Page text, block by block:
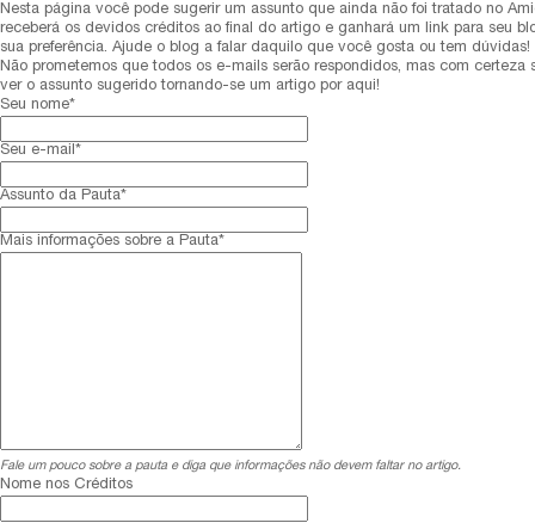
Nesta página você pode sugerir um assunto que ainda não foi tratado no
receberá os devidos créditos ao final do artigo e ganhará um link para seu
sua preferência. Ajude o blog a falar daquilo que você gosta ou tem dúvidas!
Não prometemos que todos os e-mails serão respondidos, mas com certeza
ver o assunto sugerido tornando-se um artigo por aqui!
Seu nome*
Seu e-mail*
Assunto da Pauta*
Mais informações sobre a Pauta*
Fale um pouco sobre a pauta e diga que informações não devem faltar no artigo.
Nome nos Créditos